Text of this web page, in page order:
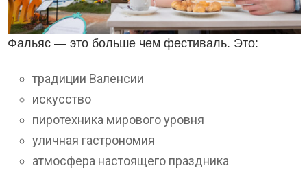
Фальяс — это больше чем фестиваль. Это:
традиции Валенсии
искусство
пиротехника мирового уровня
уличная гастрономия
атмосфера настоящего праздника